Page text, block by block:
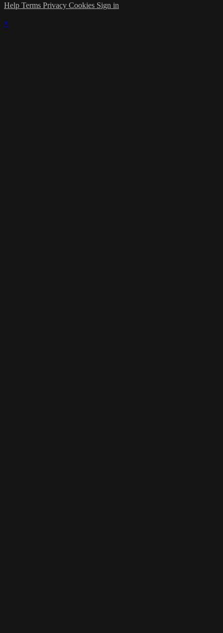
Help Terms Privacy Cookies Sign in
×